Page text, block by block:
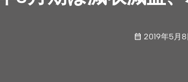
2019年5月